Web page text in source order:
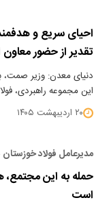
احیای سریع و
تقدیر از حضور معاون
دنیای معدن: وزیر صمت،
این مجموعه راهبردی،
۲۰ اردیبهشت ۱۴۰۵
مدیرعامل فولاد
است